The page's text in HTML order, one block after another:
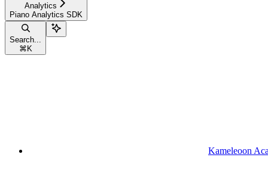
Analytics
Piano Analytics SDK
Search...
⌘ K
Kameleoon